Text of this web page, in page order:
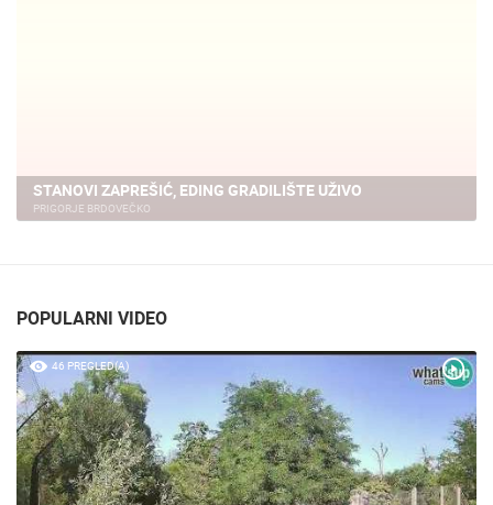
STANOVI ZAPREŠIĆ, EDING GRADILIŠTE UŽIVO
PRIGORJE BRDOVEČKO
POPULARNI VIDEO
46 PREGLED(A)